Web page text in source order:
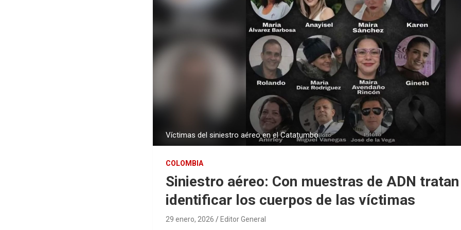
Víctimas del siniestro aéreo en el Catatumbo.
COLOMBIA
Siniestro aéreo: Con muestras de ADN
identificar los cuerpos de las víctimas
29 enero, 2026 Editor General